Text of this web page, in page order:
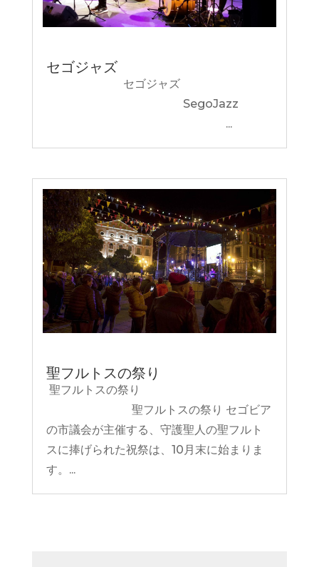
セゴジャズ
セゴジャズ
SegoJazz
...
聖フルトスの祭り
聖フルトスの祭り
聖フルトスの祭り セゴビア
の市議会が主催する、守護聖人の聖フルト
スに捧げられた祝祭は、10月末に始まりま
す。...